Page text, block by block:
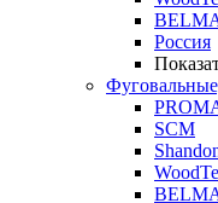
Россия
SCM